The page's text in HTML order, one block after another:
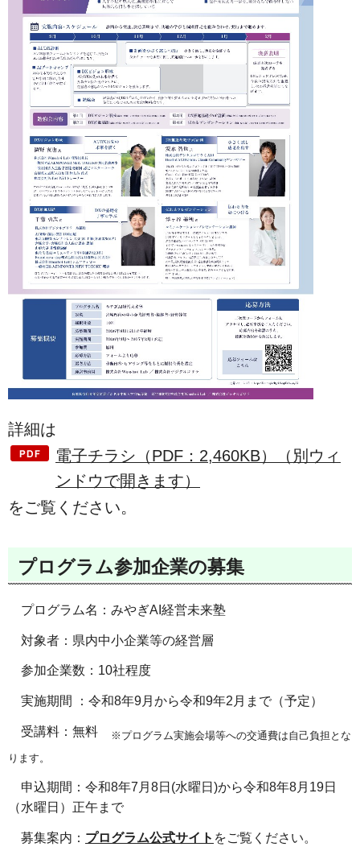
詳細は
電子チラシ（PDF：2,460KB）（別ウィ
ンドウで開きます）
をご覧ください。
プログラム参加企業の募集
プログラム名：みやぎAI経営未来塾
対象者：県内中小企業等の経営層
参加企業数：10社程度
実施期間 ：令和8年9月から令和9年2月まで（予定）
受講料：無料
※プログラム実施会場等への交通費は自己負担とな
ります。
申込期間：令和8年7月8日(水曜日)から令和8年8月19日
（水曜日）正午まで
募集案内： プログラム公式サイト をご覧ください。